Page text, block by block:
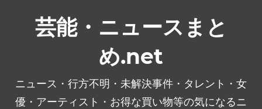
芸能・ニュースまと
め.net
ニュース・行方不明・未解決事件・タレント・女
優・アーティスト・お得な買い物等の気になるニ